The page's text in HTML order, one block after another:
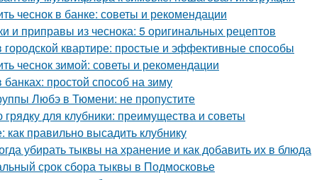
чеснок в банке: советы и рекомендации
и приправы из чеснока: 5 оригинальных рецептов
городской квартире: простые и эффективные способы
чеснок зимой: советы и рекомендации
банках: простой способ на зиму
Любэ в Тюмени: не пропустите
грядку для клубники: преимущества и советы
как правильно высадить клубнику
убирать тыквы на хранение и как добавить их в блюда
срок сбора тыквы в Подмосковье